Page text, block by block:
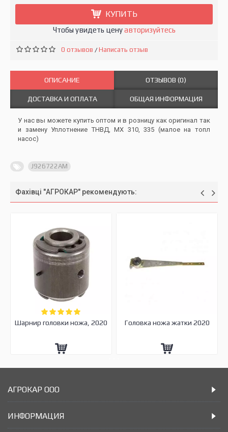
КУПИТЬ
Чтобы увидеть ценуавторизуйтесь
0 отзывов /Написать отзыв
ОПИСАНИЕ ОТЗЫВОВ (0)
ДОСТАВКА И ОПЛАТА ОБЩАЯ ИНФОРМАЦИЯ
У нас вы можете купить оптом и в розницу как оригинал так
и замену Уплотнение ТНВД, MX 310, 335 (малое на топл
насос)
J926722AM
Фахівці "АГРОКАР" рекомендують:
Шарнир головки ножа, 2020 Головка ножа жатки 2020
АГРОКАР ООО
ИНФОРМАЦИЯ